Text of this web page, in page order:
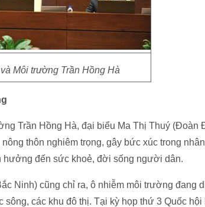
Môi trường Trần Hồng Hà
Trần Hồng Hà, đại biểu Ma Thị Thuý (Đoàn
thôn nghiêm trọng, gây bức xúc trong
hưởng đến sức khoẻ, đời sống người dân.
Ninh) cũng chỉ ra, ô nhiễm môi trường đang
các khu đô thị. Tại kỳ họp thứ 3 Quốc hội